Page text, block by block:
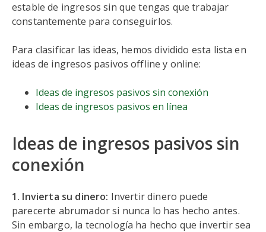
estable de ingresos sin que tengas que trabajar
constantemente para conseguirlos.
Para clasificar las ideas, hemos dividido esta lista en
ideas de ingresos pasivos offline y online:
Ideas de ingresos pasivos sin conexión
Ideas de ingresos pasivos en línea
Ideas de ingresos pasivos sin
conexión
1. Invierta su dinero: Invertir dinero puede
parecerte abrumador si nunca lo has hecho antes.
Sin embargo, la tecnología ha hecho que invertir sea